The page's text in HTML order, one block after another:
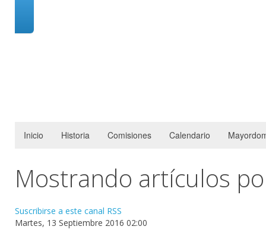
Inicio Historia Comisiones Calendario
Mostrando artículos
Suscribirse a este canal RSS
Martes, 13 Septiembre 2016 02:00